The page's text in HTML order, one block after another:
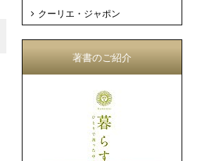
クーリエ・ジャポン
著書のご紹介